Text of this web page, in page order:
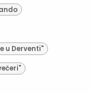
u Derventi"